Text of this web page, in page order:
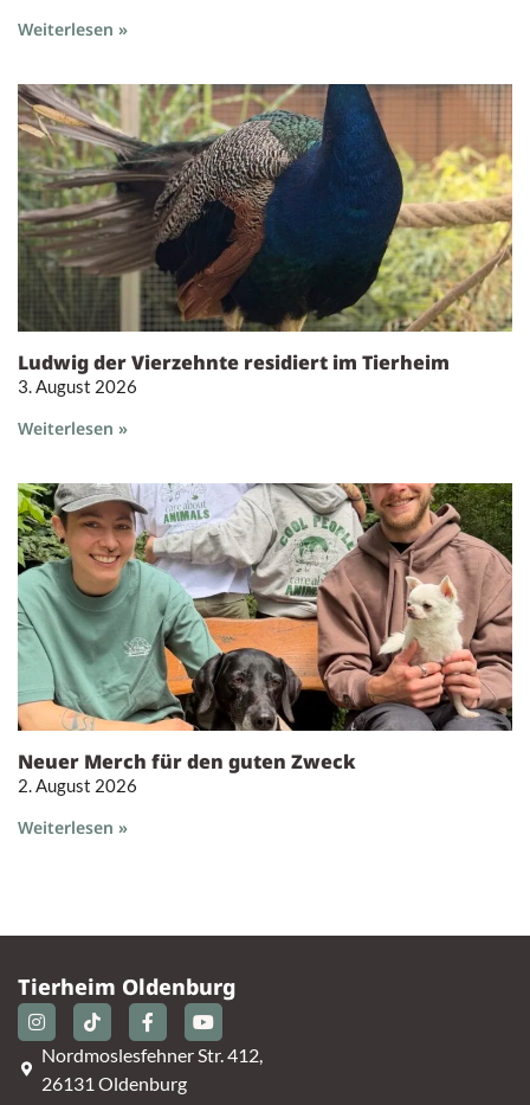
Weiterlesen »
Ludwig der Vierzehnte residiert im Tierheim
3. August 2026
Weiterlesen »
Neuer Merch für den guten Zweck
2. August 2026
Weiterlesen »
Tierheim Oldenburg
Nordmoslesfehner Str. 412,
26131 Oldenburg